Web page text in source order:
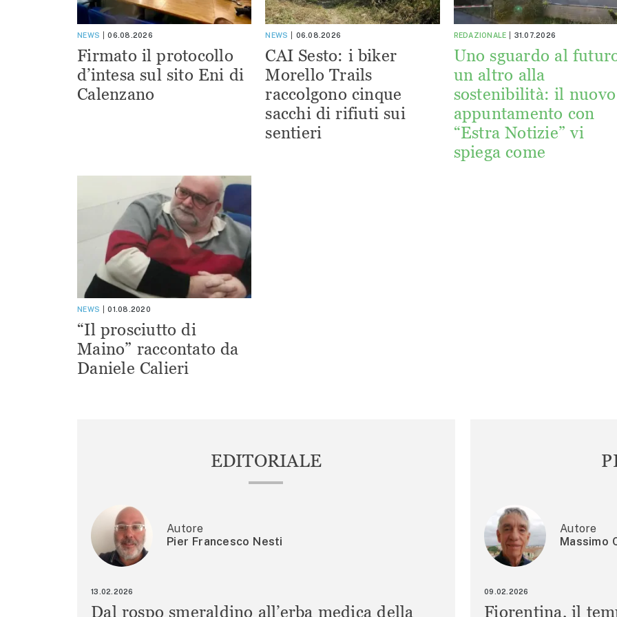
NEWS 06.08.2026
Firmato il protocollo
d’intesa sul sito Eni di
Calenzano
NEWS 06.08.2026
CAI Sesto: i biker
Morello Trails
raccolgono cinque
sacchi di rifiuti sui
sentieri
REDAZIONALE 31.07.2026
Uno sguardo al
un altro alla
sostenibilità: il nuovo
appuntamento con
“Estra Notizie” vi
spiega come
NEWS 01.08.2020
“Il prosciutto di
Maino” raccontato da
Daniele Calieri
EDITORIALE
Autore
Pier Francesco Nesti
13.02.2026
Dal rospo smeraldino all’erba medica della
Autore
Massimo
09.02.2026
Fiorentina, il